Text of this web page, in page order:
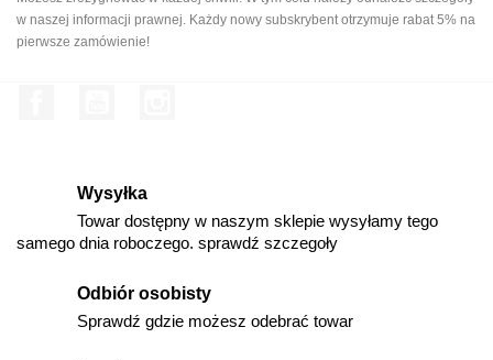
w naszej informacji prawnej. Każdy nowy subskrybent otrzymuje rabat 5% na
pierwsze zamówienie!
Wysyłka
Towar dostępny w naszym sklepie wysyłamy tego
samego dnia roboczego. sprawdź szczegoły
Odbiór osobisty
Sprawdź gdzie możesz odebrać towar